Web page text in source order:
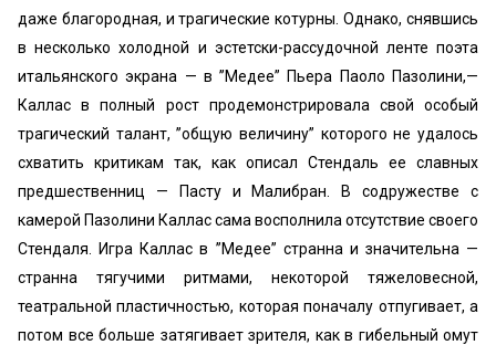
даже благородная, и трагические котурны. Однако, снявшись
в несколько холодной и эстетски-рассудочной ленте поэта
итальянского экрана — в ’’Медее” Пьера Паоло Пазолини,—
Каллас в полный рост продемонстрировала свой особый
трагический талант, ’’общую величину” которого не удалось
схватить критикам так, как описал Стендаль ее славных
предшественниц — Пасту и Малибран. В содружестве с
камерой Пазолини Каллас сама восполнила отсутствие своего
Стендаля. Игра Каллас в ’’Медее” странна и значительна —
странна тягучими ритмами, некоторой тяжеловесной,
театральной пластичностью, которая поначалу отпугивает, а
потом все больше затягивает зрителя, как в гибельный омут